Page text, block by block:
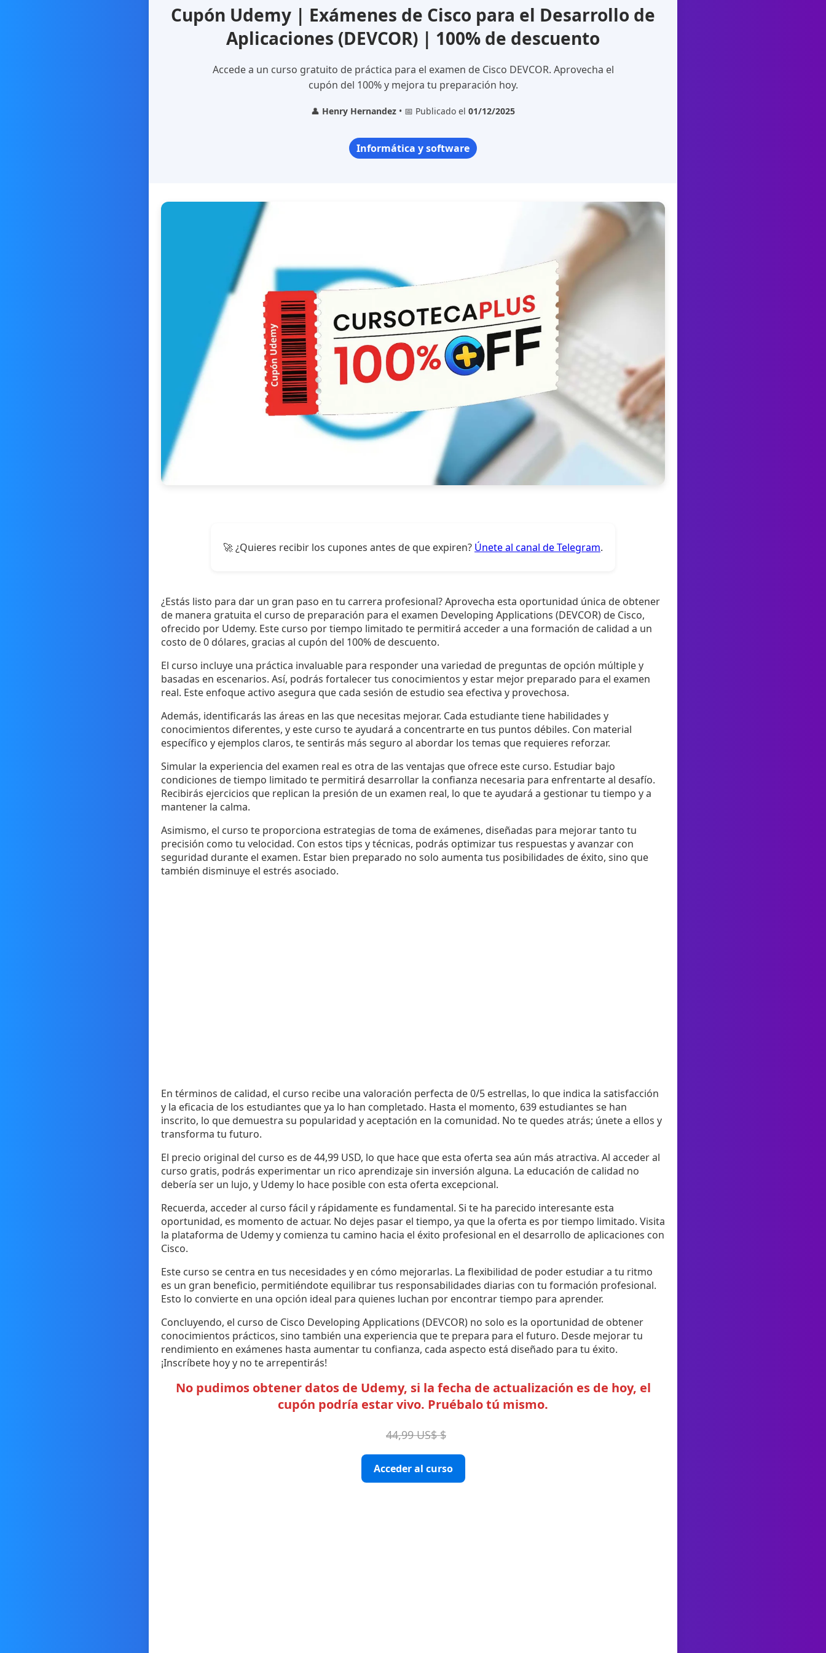
Cupón Udemy | Exámenes de Cisco para el Desarrollo de
Aplicaciones (DEVCOR) | 100% de descuento
Accede a un curso gratuito de práctica para el examen de Cisco DEVCOR. Aprovecha el
cupón del 100% y mejora tu preparación hoy.
👤 Henry Hernandez • 📅 Publicado el 01/12/2025
Informática y software
🚀 ¿Quieres recibir los cupones antes de que expiren? Únete al canal de Telegram.
¿Estás listo para dar un gran paso en tu carrera profesional? Aprovecha esta oportunidad única de obtener
de manera gratuita el curso de preparación para el examen Developing Applications (DEVCOR) de Cisco,
ofrecido por Udemy. Este curso por tiempo limitado te permitirá acceder a una formación de calidad a un
costo de 0 dólares, gracias al cupón del 100% de descuento.
El curso incluye una práctica invaluable para responder una variedad de preguntas de opción múltiple y
basadas en escenarios. Así, podrás fortalecer tus conocimientos y estar mejor preparado para el examen
real. Este enfoque activo asegura que cada sesión de estudio sea efectiva y provechosa.
Además, identificarás las áreas en las que necesitas mejorar. Cada estudiante tiene habilidades y
conocimientos diferentes, y este curso te ayudará a concentrarte en tus puntos débiles. Con material
específico y ejemplos claros, te sentirás más seguro al abordar los temas que requieres reforzar.
Simular la experiencia del examen real es otra de las ventajas que ofrece este curso. Estudiar bajo
condiciones de tiempo limitado te permitirá desarrollar la confianza necesaria para enfrentarte al desafío.
Recibirás ejercicios que replican la presión de un examen real, lo que te ayudará a gestionar tu tiempo y a
mantener la calma.
Asimismo, el curso te proporciona estrategias de toma de exámenes, diseñadas para mejorar tanto tu
precisión como tu velocidad. Con estos tips y técnicas, podrás optimizar tus respuestas y avanzar con
seguridad durante el examen. Estar bien preparado no solo aumenta tus posibilidades de éxito, sino que
también disminuye el estrés asociado.
En términos de calidad, el curso recibe una valoración perfecta de 0/5 estrellas, lo que indica la satisfacción
y la eficacia de los estudiantes que ya lo han completado. Hasta el momento, 639 estudiantes se han
inscrito, lo que demuestra su popularidad y aceptación en la comunidad. No te quedes atrás; únete a ellos y
transforma tu futuro.
El precio original del curso es de 44,99 USD, lo que hace que esta oferta sea aún más atractiva. Al acceder al
curso gratis, podrás experimentar un rico aprendizaje sin inversión alguna. La educación de calidad no
debería ser un lujo, y Udemy lo hace posible con esta oferta excepcional.
Recuerda, acceder al curso fácil y rápidamente es fundamental. Si te ha parecido interesante esta
oportunidad, es momento de actuar. No dejes pasar el tiempo, ya que la oferta es por tiempo limitado. Visita
la plataforma de Udemy y comienza tu camino hacia el éxito profesional en el desarrollo de aplicaciones con
Cisco.
Este curso se centra en tus necesidades y en cómo mejorarlas. La flexibilidad de poder estudiar a tu ritmo
es un gran beneficio, permitiéndote equilibrar tus responsabilidades diarias con tu formación profesional.
Esto lo convierte en una opción ideal para quienes luchan por encontrar tiempo para aprender.
Concluyendo, el curso de Cisco Developing Applications (DEVCOR) no solo es la oportunidad de obtener
conocimientos prácticos, sino también una experiencia que te prepara para el futuro. Desde mejorar tu
rendimiento en exámenes hasta aumentar tu confianza, cada aspecto está diseñado para tu éxito.
¡Inscríbete hoy y no te arrepentirás!
No pudimos obtener datos de Udemy, si la fecha de actualización es de hoy, el
cupón podría estar vivo. Pruébalo tú mismo.
44,99 US$ $
Acceder al curso